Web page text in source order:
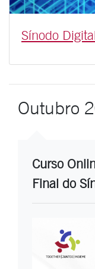
Sínodo
Outubro
Curso
Final do